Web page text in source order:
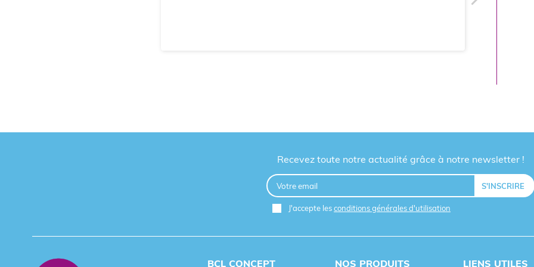
Recevez toute notre actualité grâce à notre newsletter !
J'accepte lesconditions générales d'utilisation
BCL CONCEPT NOS PRODUITS LIENS UTILES